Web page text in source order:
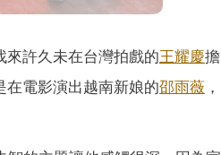
來許久未在台灣拍戲的王耀慶擔
在電影演出越南新娘的邵雨薇 ，